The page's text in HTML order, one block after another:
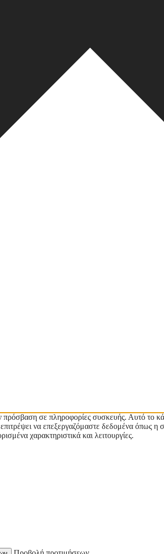
σε πληροφορίες συσκευής. Αυτό το
να επεξεργαζόμαστε δεδομένα
χαρακτηριστικά και λειτουργίες.